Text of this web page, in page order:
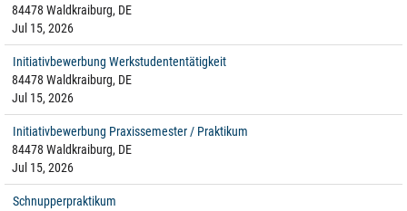
84478 Waldkraiburg, DE
Jul 15, 2026
Initiativbewerbung Werkstudententätigkeit
84478 Waldkraiburg, DE
Jul 15, 2026
Initiativbewerbung Praxissemester / Praktikum
84478 Waldkraiburg, DE
Jul 15, 2026
Schnupperpraktikum